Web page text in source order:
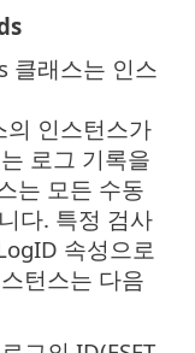
클래스는 인스
의 인스턴스가
로그 기록을
는 모든 수동
다. 특정 검사
속성으로
턴스는 다음